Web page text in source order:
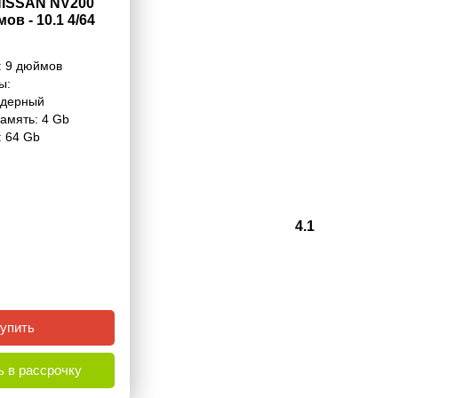
NV200
- 10.1 4/64
9 дюймов
4 Gb
64 Gb
4.1
в рассрочку